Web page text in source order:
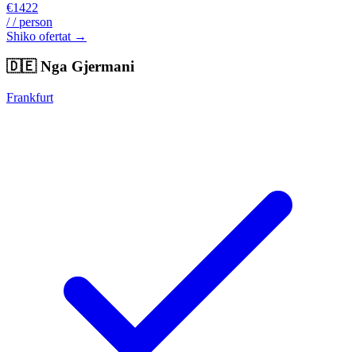
€1422
/ / person
Shiko ofertat →
🇩🇪Nga Gjermani
Frankfurt